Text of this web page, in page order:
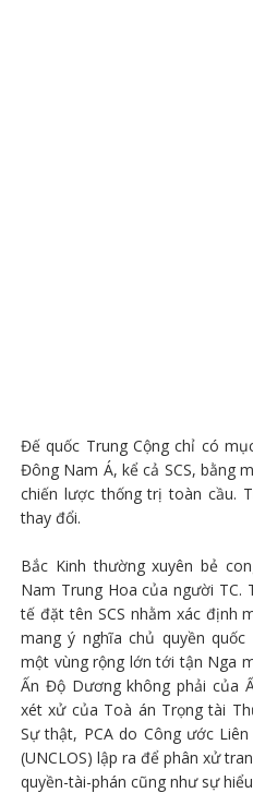
Đế quốc Trung Cộng chỉ có
Đông Nam Á, kể cả SCS, bằng
chiến lược thống trị toàn cầu.
thay đổi.
Bắc Kinh thường xuyên bẻ
Nam Trung Hoa của người TC.
tế đặt tên SCS nhằm xác định
mang ý nghĩa chủ quyền
một vùng rộng lớn tới tận Nga
Ấn Độ Dương không phải của
xét xử của Toà án Trọng tài
Sự thật, PCA do Công ước
(UNCLOS) lập ra để phân xử
quyền-tài-phán cũng như sự